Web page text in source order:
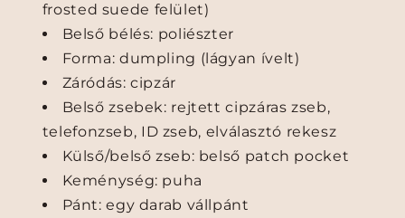
frosted suede felület)
Belső bélés: poliészter
Forma: dumpling (lágyan ívelt)
Záródás: cipzár
Belső zsebek: rejtett cipzáras zseb,
telefonzseb, ID zseb, elválasztó rekesz
Külső/belső zseb: belső patch pocket
Keménység: puha
Pánt: egy darab vállpánt